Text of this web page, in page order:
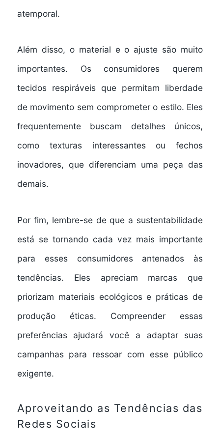
atemporal.
Além disso, o material e o ajuste são muito
importantes. Os consumidores querem
tecidos respiráveis que permitam liberdade
de movimento sem comprometer o estilo. Eles
frequentemente buscam detalhes únicos,
como texturas interessantes ou fechos
inovadores, que diferenciam uma peça das
demais.
Por fim, lembre-se de que a sustentabilidade
está se tornando cada vez mais importante
para esses consumidores antenados às
tendências. Eles apreciam marcas que
priorizam materiais ecológicos e práticas de
produção éticas. Compreender essas
preferências ajudará você a adaptar suas
campanhas para ressoar com esse público
exigente.
Aproveitando as Tendências das
Redes Sociais